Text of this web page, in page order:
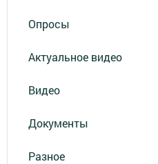
Опросы
Актуальное видео
Видео
Документы
Разное